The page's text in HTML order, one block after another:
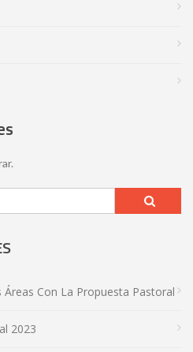
Con La Propuesta Pastoral
2023